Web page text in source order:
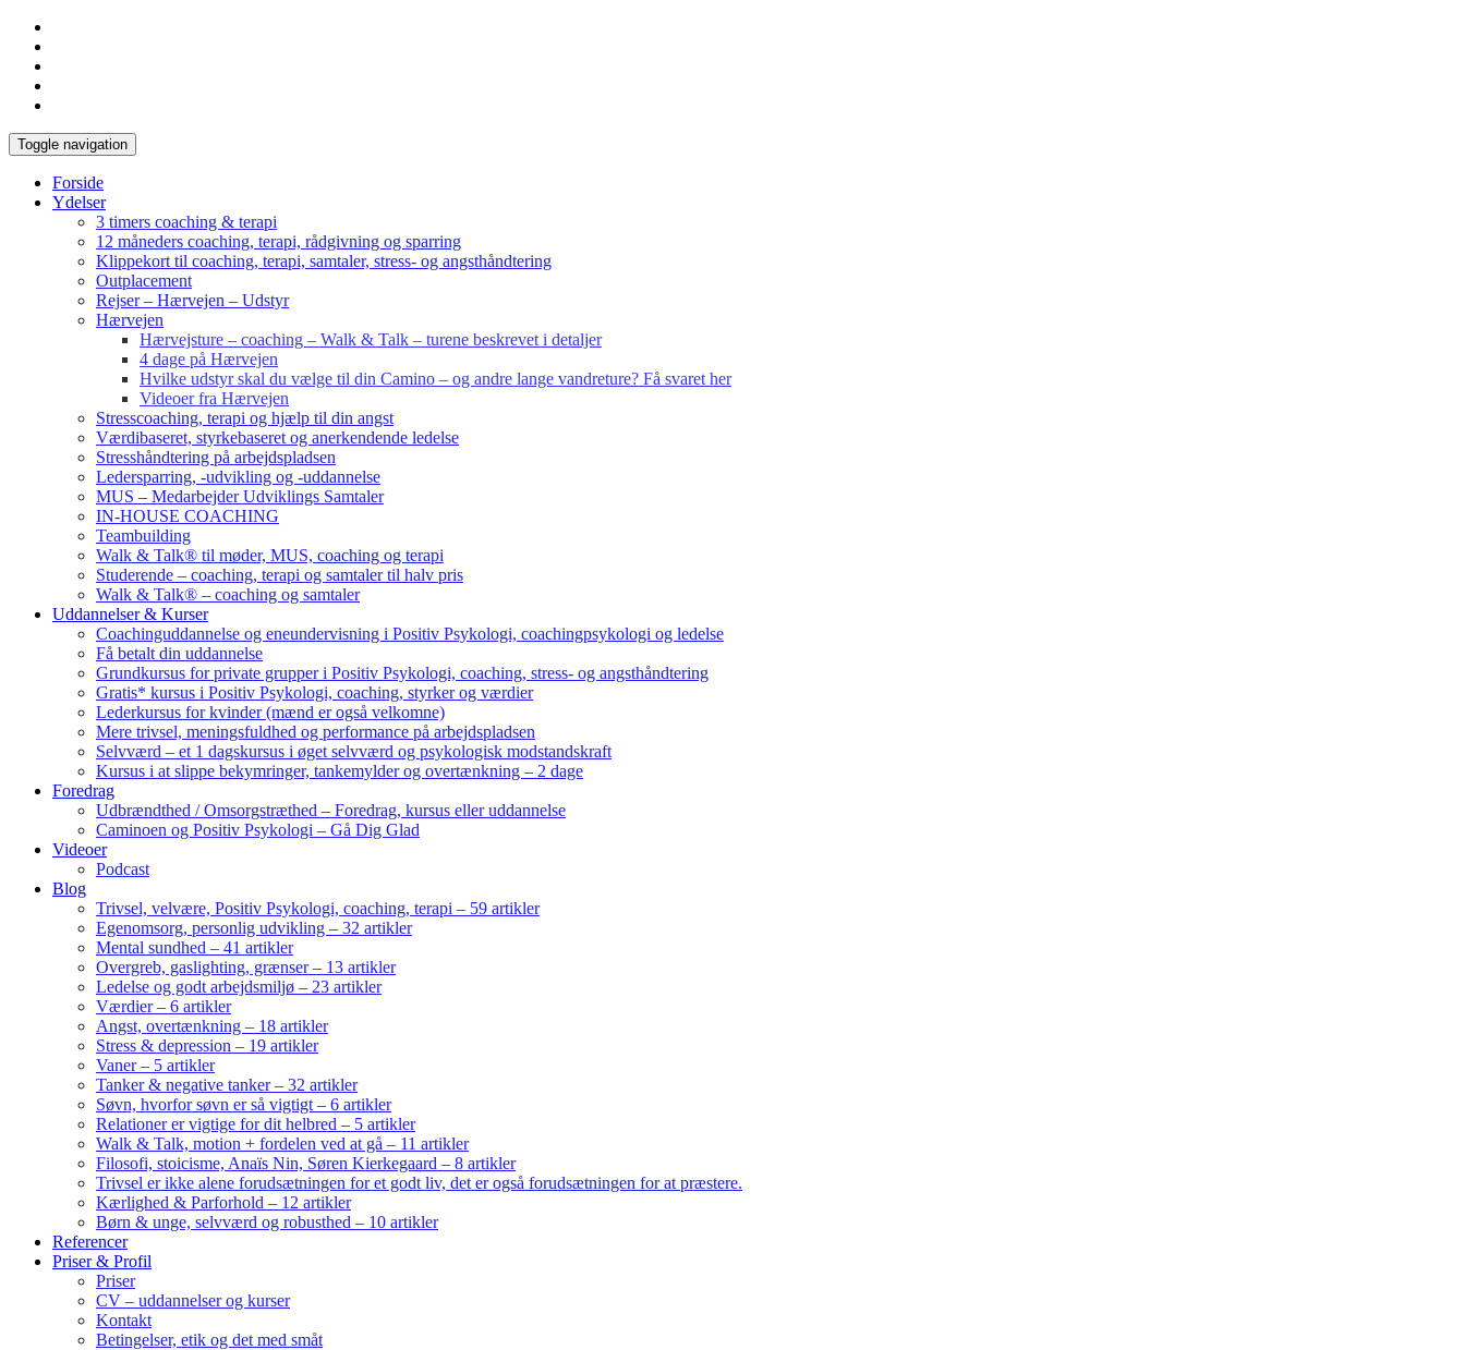
Toggle navigation
Forside
Ydelser
3 timers coaching & terapi
12 måneders coaching, terapi, rådgivning og sparring
Klippekort til coaching, terapi, samtaler, stress- og angsthåndtering
Outplacement
Rejser – Hærvejen – Udstyr
Hærvejen
Hærvejsture – coaching – Walk & Talk – turene beskrevet i detaljer
4 dage på Hærvejen
Hvilke udstyr skal du vælge til din Camino – og andre lange vandreture? Få svaret her
Videoer fra Hærvejen
Stresscoaching, terapi og hjælp til din angst
Værdibaseret, styrkebaseret og anerkendende ledelse
Stresshåndtering på arbejdspladsen
Ledersparring, -udvikling og -uddannelse
MUS – Medarbejder Udviklings Samtaler
IN-HOUSE COACHING
Teambuilding
Walk & Talk® til møder, MUS, coaching og terapi
Studerende – coaching, terapi og samtaler til halv pris
Walk & Talk® – coaching og samtaler
Uddannelser & Kurser
Coachinguddannelse og eneundervisning i Positiv Psykologi, coachingpsykologi og ledelse
Få betalt din uddannelse
Grundkursus for private grupper i Positiv Psykologi, coaching, stress- og angsthåndtering
Gratis* kursus i Positiv Psykologi, coaching, styrker og værdier
Lederkursus for kvinder (mænd er også velkomne)
Mere trivsel, meningsfuldhed og performance på arbejdspladsen
Selvværd – et 1 dagskursus i øget selvværd og psykologisk modstandskraft
Kursus i at slippe bekymringer, tankemylder og overtænkning – 2 dage
Foredrag
Udbrændthed / Omsorgstræthed – Foredrag, kursus eller uddannelse
Caminoen og Positiv Psykologi – Gå Dig Glad
Videoer
Podcast
Blog
Trivsel, velvære, Positiv Psykologi, coaching, terapi – 59 artikler
Egenomsorg, personlig udvikling – 32 artikler
Mental sundhed – 41 artikler
Overgreb, gaslighting, grænser – 13 artikler
Ledelse og godt arbejdsmiljø – 23 artikler
Værdier – 6 artikler
Angst, overtænkning – 18 artikler
Stress & depression – 19 artikler
Vaner – 5 artikler
Tanker & negative tanker – 32 artikler
Søvn, hvorfor søvn er så vigtigt – 6 artikler
Relationer er vigtige for dit helbred – 5 artikler
Walk & Talk, motion + fordelen ved at gå – 11 artikler
Filosofi, stoicisme, Anaïs Nin, Søren Kierkegaard – 8 artikler
Trivsel er ikke alene forudsætningen for et godt liv, det er også forudsætningen for at præstere.
Kærlighed & Parforhold – 12 artikler
Børn & unge, selvværd og robusthed – 10 artikler
Referencer
Priser & Profil
Priser
CV – uddannelser og kurser
Kontakt
Betingelser, etik og det med småt